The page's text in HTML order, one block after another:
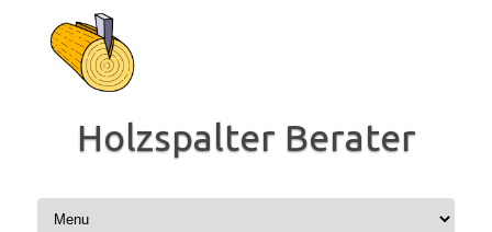
Inhalt
springen
Holzspalter Berater